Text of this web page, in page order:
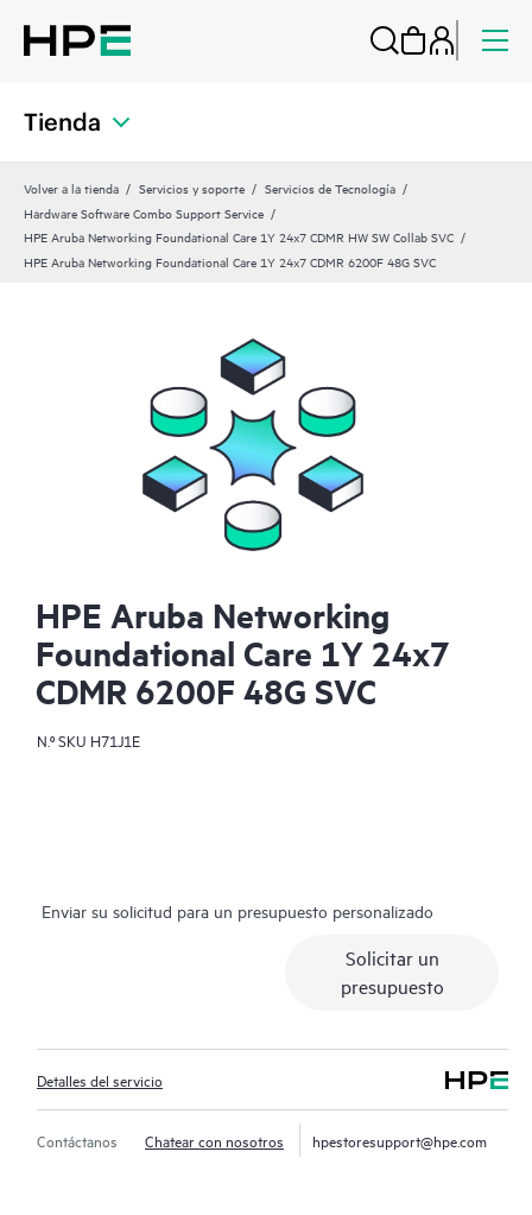
Tienda
Volver a la tienda Servicios y soporte
Servicios de Tecnología
Hardware Software Combo Support Service
HPE Aruba Networking Foundational Care 1Y 24x7 CDMR HW SW Collab SVC
HPE Aruba Networking Foundational Care 1Y 24x7 CDMR 6200F 48G SVC
HPE Aruba Networking
Foundational Care 1Y 24x7
CDMR 6200F 48G SVC
N.º SKU H71J1E
Enviar su solicitud para un presupuesto personalizado
Solicitar un
presupuesto
Detalles del servicio
Contáctanos Chatear con nosotros hpestoresupport@hpe.com